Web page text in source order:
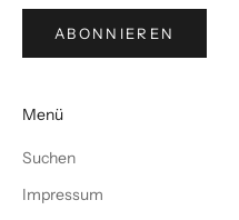
ABONNIEREN
Menü
Suchen
Impressum